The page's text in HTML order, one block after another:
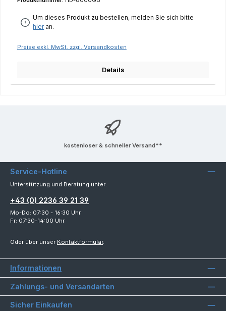
Um dieses Produkt zu bestellen, melden Sie sich bitte
hieran.
Preise exkl. MwSt. zzgl. Versandkosten
Details
kostenloser & schneller Versand**
Service-Hotline
Unterstützung und Beratung unter:
+43 (0) 2236 39 21 39
Mo-Do: 07:30 - 16:30 Uhr
Fr: 07:30-14:00 Uhr
Oder über unser Kontaktformular.
Informationen
Zahlungs- und Versandarten
Sicher Einkaufen